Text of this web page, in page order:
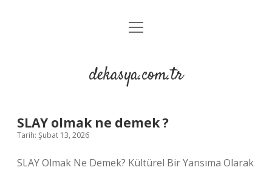
Anasayfa
Yasal Uyarı
menüyü
dekasya.com.tr
SLAY olmak ne demek ?
Tarih: Şubat 13, 2026
SLAY Olmak Ne Demek? Kültürel Bir Yansıma Olarak